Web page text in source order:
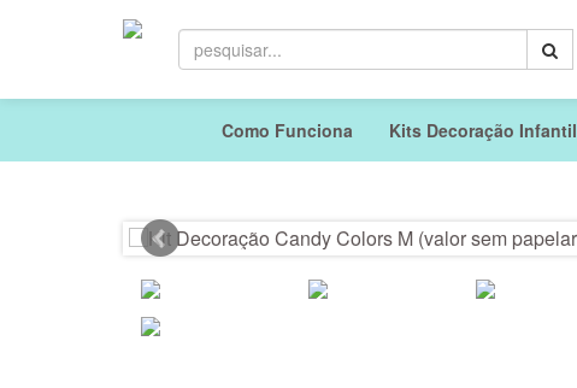
Como Funciona Kits Decoração Infantil